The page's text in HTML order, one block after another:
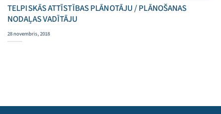
TELPISKĀS ATTĪSTĪBAS PLĀNOTĀJU / PLĀNOŠANAS
NODAĻAS VADĪTĀJU
28 novembris, 2018